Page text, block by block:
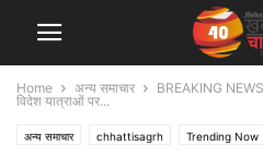
Home अन्य समाचार
BREAKING
विदेश यात्राओं पर...
अन्य समाचार chhattisagrh Trending Now